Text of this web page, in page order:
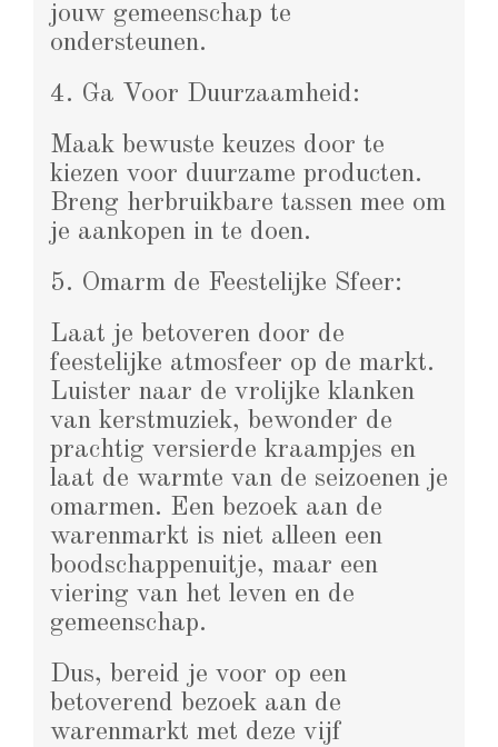
jouw gemeenschap te
ondersteunen.
4. Ga Voor Duurzaamheid:
Maak bewuste keuzes door te
kiezen voor duurzame producten.
Breng herbruikbare tassen mee om
je aankopen in te doen.
5. Omarm de Feestelijke Sfeer:
Laat je betoveren door de
feestelijke atmosfeer op de markt.
Luister naar de vrolijke klanken
van kerstmuziek, bewonder de
prachtig versierde kraampjes en
laat de warmte van de seizoenen je
omarmen. Een bezoek aan de
warenmarkt is niet alleen een
boodschappenuitje, maar een
viering van het leven en de
gemeenschap.
Dus, bereid je voor op een
betoverend bezoek aan de
warenmarkt met deze vijf